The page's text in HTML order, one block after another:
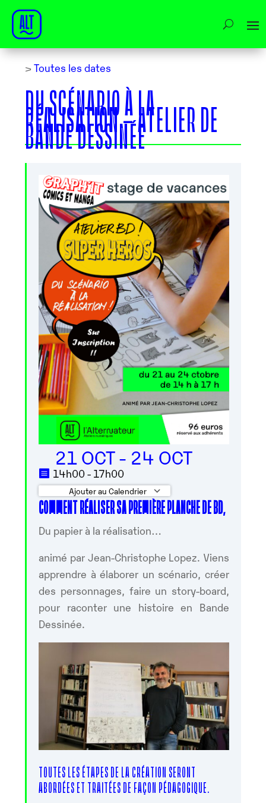
> Toutes les dates
DU SCÉNARIO À LA
RÉALISATION – ATELIER DE
BANDE DESSINÉE
21 OCT - 24 OCT
14h00 - 17h00
Ajouter au Calendrier
Télécharger ICS Calendrier Google
COMMENT RÉALISER SA PREMIÈRE PLANCHE DE BD,
Du papier à la réalisation…
animé par Jean-Christophe Lopez. Viens
apprendre à élaborer un scénario, créer
des personnages, faire un story-board,
pour raconter une histoire en Bande
Dessinée.
TOUTES LES ÉTAPES DE LA CRÉATION SERONT
ABORDÉES ET TRAITÉES DE FAÇON PÉDAGOGIQUE.